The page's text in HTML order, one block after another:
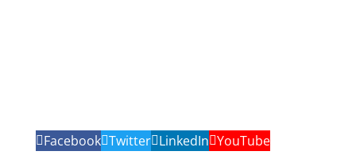
Facebook Twitter LinkedIn YouTube